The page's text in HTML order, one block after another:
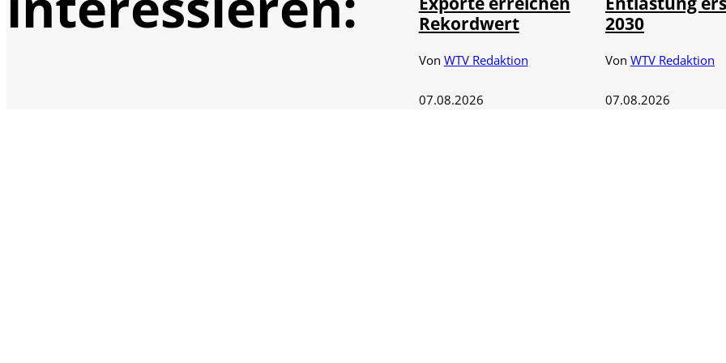
Rekordwert
Von WTV Redaktion
07.08.2026
2030
Von WTV Redaktion
07.08.2026